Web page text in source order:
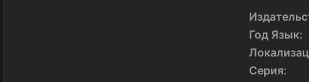
Год Язык:
Серия: